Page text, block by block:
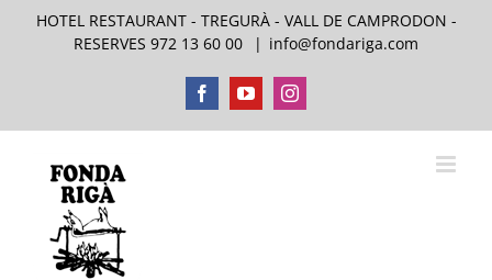
HOTEL RESTAURANT - TREGURÀ - VALL DE CAMPRODON -
RESERVES 972 13 60 00
| info@fondariga.com
FacebookYouTubeInstagram